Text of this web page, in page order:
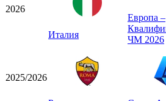
2026
Италия
Европа –
ЧМ 2026
2025/2026